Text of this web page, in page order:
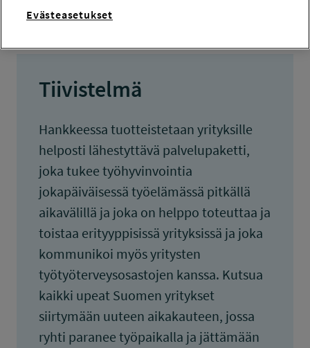
Tiivistelmä
Hankkeessa tuotteistetaan yrityksille
helposti lähestyttävä palvelupaketti,
joka tukee työhyvinvointia
jokapäiväisessä työelämässä pitkällä
aikavälillä ja joka on helppo toteuttaa ja
toistaa erityyppisissä yrityksissä ja joka
kommunikoi myös yritysten
työtyöterveysosastojen kanssa. Kutsua
kaikki upeat Suomen yritykset
siirtymään uuteen aikakauteen, jossa
ryhti paranee työpaikalla ja jättämään
Evästeasetukset